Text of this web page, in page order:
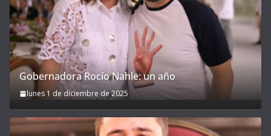
Gobernadora Rocío Nahle: un año
lunes 1 de diciembre de 2025